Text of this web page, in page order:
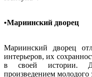
•Мариинский дворец
Мариинский дворец
интерьеров, их
в своей истории.
произведением